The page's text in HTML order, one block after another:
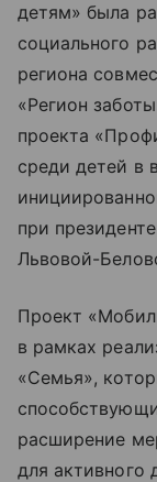
детям» была
социального
региона
«Регион
проекта
среди детей в
при
Львовой-
Проект
в рамках
«Семья»,
расширение
для активного